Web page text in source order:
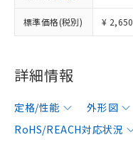
標準価格(税別) ¥ 2,650
詳細情報
定格/性能 外形図
RoHS/REACH対応状況